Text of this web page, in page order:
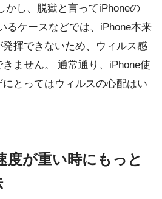
かし、脱獄と言ってiPhoneの
るケースなどでは、iPhone本来
揮できないため、ウィルス感
ません。 通常通り、iPhone使
とってはウィルスの心配はい
度が重い時にもっと